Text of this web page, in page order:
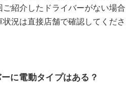
紹介したドライバーがない場合
況は直接店舗で確認してくださ
に電動タイプはある？